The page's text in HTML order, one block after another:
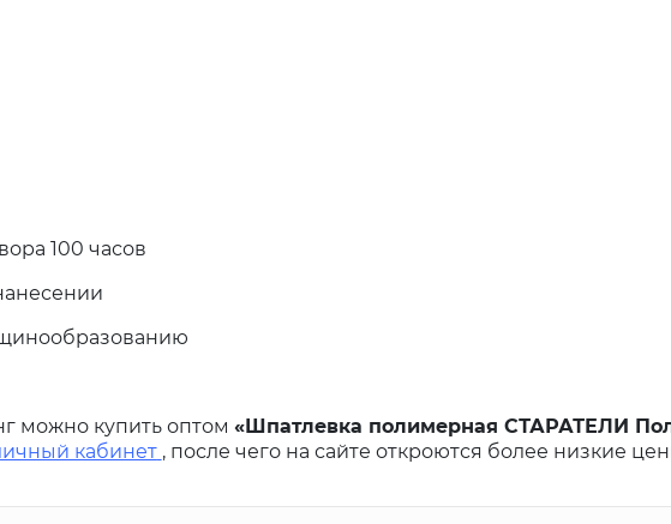
100 часов
можно купить оптом «Шпатлевка полимерная СТАРАТЕЛИ
кабинет , после чего на сайте откроются более низкие